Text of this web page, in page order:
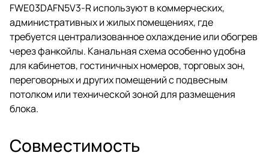
FWE03DAFN5V3-R используют в коммерческих,
административных и жилых помещениях, где
требуется централизованное охлаждение или обогрев
через фанкойлы. Канальная схема особенно удобна
для кабинетов, гостиничных номеров, торговых зон,
переговорных и других помещений с подвесным
потолком или технической зоной для размещения
блока.
Совместимость